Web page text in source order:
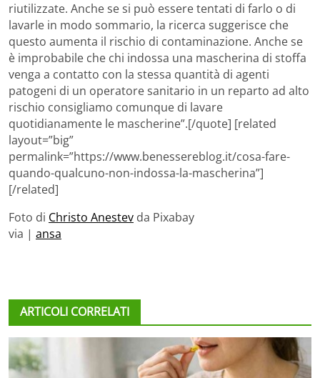
riutilizzate. Anche se si può essere tentati di farlo o di
lavarle in modo sommario, la ricerca suggerisce che
questo aumenta il rischio di contaminazione. Anche se
è improbabile che chi indossa una mascherina di stoffa
venga a contatto con la stessa quantità di agenti
patogeni di un operatore sanitario in un reparto ad alto
rischio consigliamo comunque di lavare
quotidianamente le mascherine”.[/quote] [related
layout=”big”
permalink=”https://www.benessereblog.it/cosa-fare-
quando-qualcuno-non-indossa-la-mascherina”]
[/related]
Foto di Christo Anestev da Pixabay
via | ansa
ARTICOLI CORRELATI